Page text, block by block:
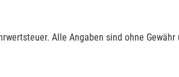
Alle Angaben sind ohne